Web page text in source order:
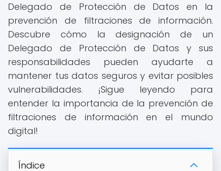
Delegado de Protección de Datos en la
prevención de filtraciones de información.
Descubre cómo la designación de un
Delegado de Protección de Datos y sus
responsabilidades pueden ayudarte a
mantener tus datos seguros y evitar posibles
vulnerabilidades. ¡Sigue leyendo para
entender la importancia de la prevención de
filtraciones de información en el mundo
digital!
Índice